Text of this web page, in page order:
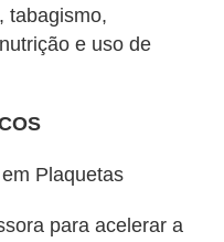
tabagismo,
e uso de
Plaquetas
para acelerar a